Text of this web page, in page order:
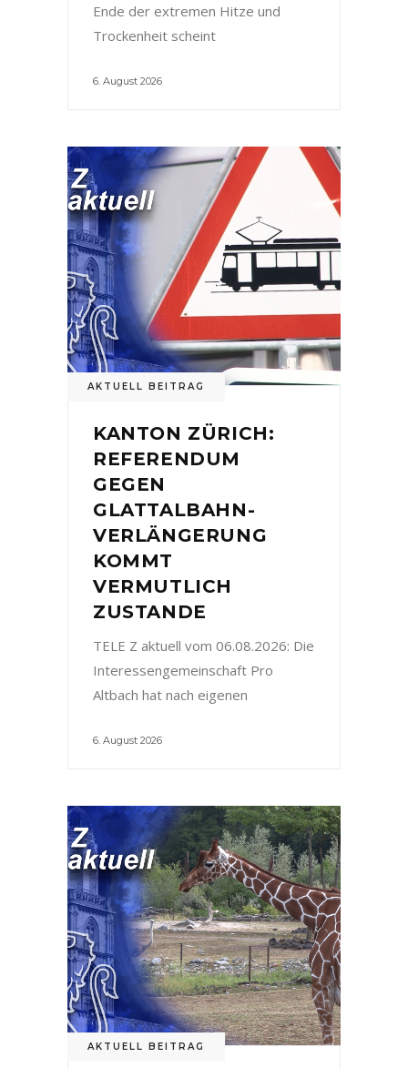
Ende der extremen Hitze und
Trockenheit scheint
6. August 2026
AKTUELL BEITRAG
KANTON ZÜRICH:
REFERENDUM
GEGEN
GLATTALBAHN-
VERLÄNGERUNG
KOMMT
VERMUTLICH
ZUSTANDE
TELE Z aktuell vom 06.08.2026: Die
Interessengemeinschaft Pro
Altbach hat nach eigenen
6. August 2026
AKTUELL BEITRAG